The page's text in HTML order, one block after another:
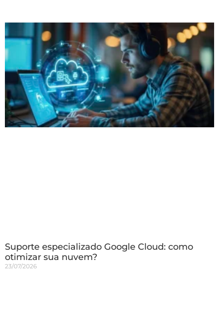
Suporte especializado Google Cloud: como
otimizar sua nuvem?
23/07/2026